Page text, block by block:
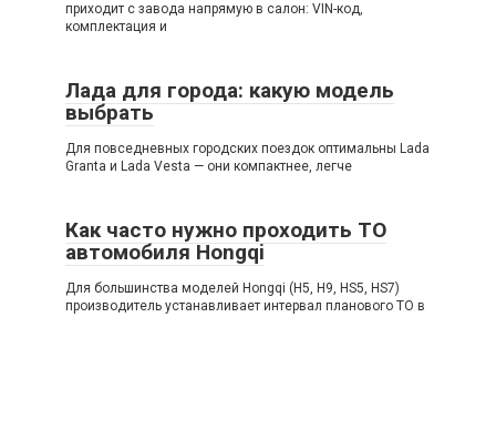
приходит с завода напрямую в салон: VIN-код,
комплектация и
Лада для города: какую модель
выбрать
Для повседневных городских поездок оптимальны Lada
Granta и Lada Vesta — они компактнее, легче
Как часто нужно проходить ТО
автомобиля Hongqi
Для большинства моделей Hongqi (H5, H9, HS5, HS7)
производитель устанавливает интервал планового ТО в